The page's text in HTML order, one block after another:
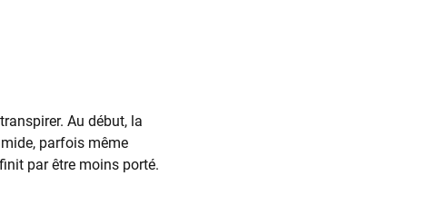
Au début, la
parfois même
par être moins porté.